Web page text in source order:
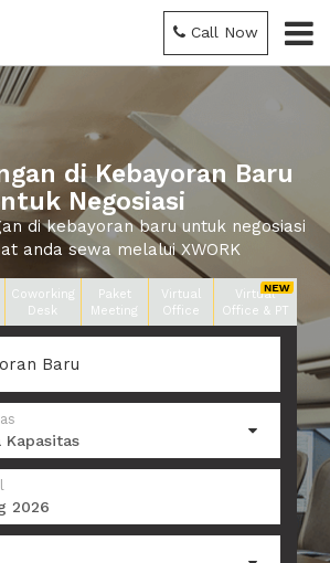
Call Now
di Kebayoran Baru
Negosiasi
di kebayoran baru untuk negosiasi
anda sewa melalui XWORK
Coworking
Desk
Paket
Meeting
Virtual
Office
Virtual
Office & PT
Kapasitas
2026